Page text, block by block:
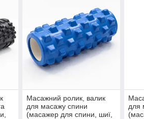
Масажний ролик, валик
для масажу спини
(масажер для спини, шиї,
для